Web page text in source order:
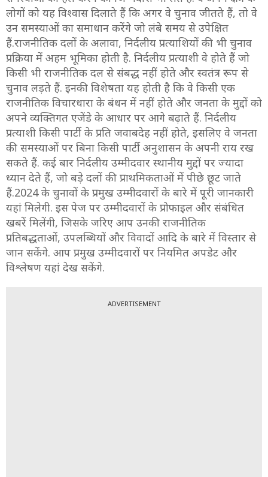
लोगों को यह विश्वास दिलाते हैं कि अगर वे चुनाव जीतते हैं, तो वे
उन समस्याओं का समाधान करेंगे जो लंबे समय से उपेक्षित
हैं.राजनीतिक दलों के अलावा, निर्दलीय प्रत्याशियों की भी चुनाव
प्रक्रिया में अहम भूमिका होती है. निर्दलीय प्रत्याशी वे होते हैं जो
किसी भी राजनीतिक दल से संबद्ध नहीं होते और स्वतंत्र रूप से
चुनाव लड़ते हैं. इनकी विशेषता यह होती है कि वे किसी एक
राजनीतिक विचारधारा के बंधन में नहीं होते और जनता के मुद्दों को
अपने व्यक्तिगत एजेंडे के आधार पर आगे बढ़ाते हैं. निर्दलीय
प्रत्याशी किसी पार्टी के प्रति जवाबदेह नहीं होते, इसलिए वे जनता
की समस्याओं पर बिना किसी पार्टी अनुशासन के अपनी राय रख
सकते हैं. कई बार निर्दलीय उम्मीदवार स्थानीय मुद्दों पर ज्यादा
ध्यान देते हैं, जो बड़े दलों की प्राथमिकताओं में पीछे छूट जाते
हैं.2024 के चुनावों के प्रमुख उम्मीदवारों के बारे में पूरी जानकारी
यहां मिलेगी. इस पेज पर उम्मीदवारों के प्रोफाइल और संबंधित
खबरें मिलेंगी, जिसके जरिए आप उनकी राजनीतिक
प्रतिबद्धताओं, उपलब्धियों और विवादों आदि के बारे में विस्तार से
जान सकेंगे. आप प्रमुख उम्मीदवारों पर नियमित अपडेट और
विश्लेषण यहां देख सकेंगे.
ADVERTISEMENT